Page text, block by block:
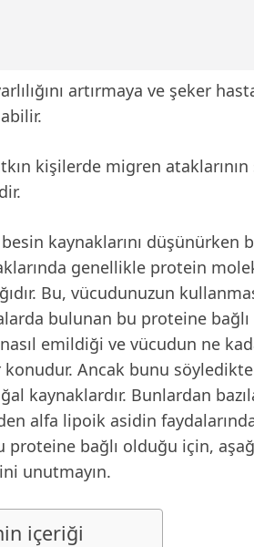
artırmaya ve şeker
kişilerde migren ataklarının
kaynaklarını
genellikle protein
Bu, vücudunuzun
bulunan bu proteine
emildiği ve vücudun ne
konudur. Ancak bunu
kaynaklardır. Bunlardan
alfa lipoik asidin
proteine bağlı olduğu için,
unutmayın.
içeriği